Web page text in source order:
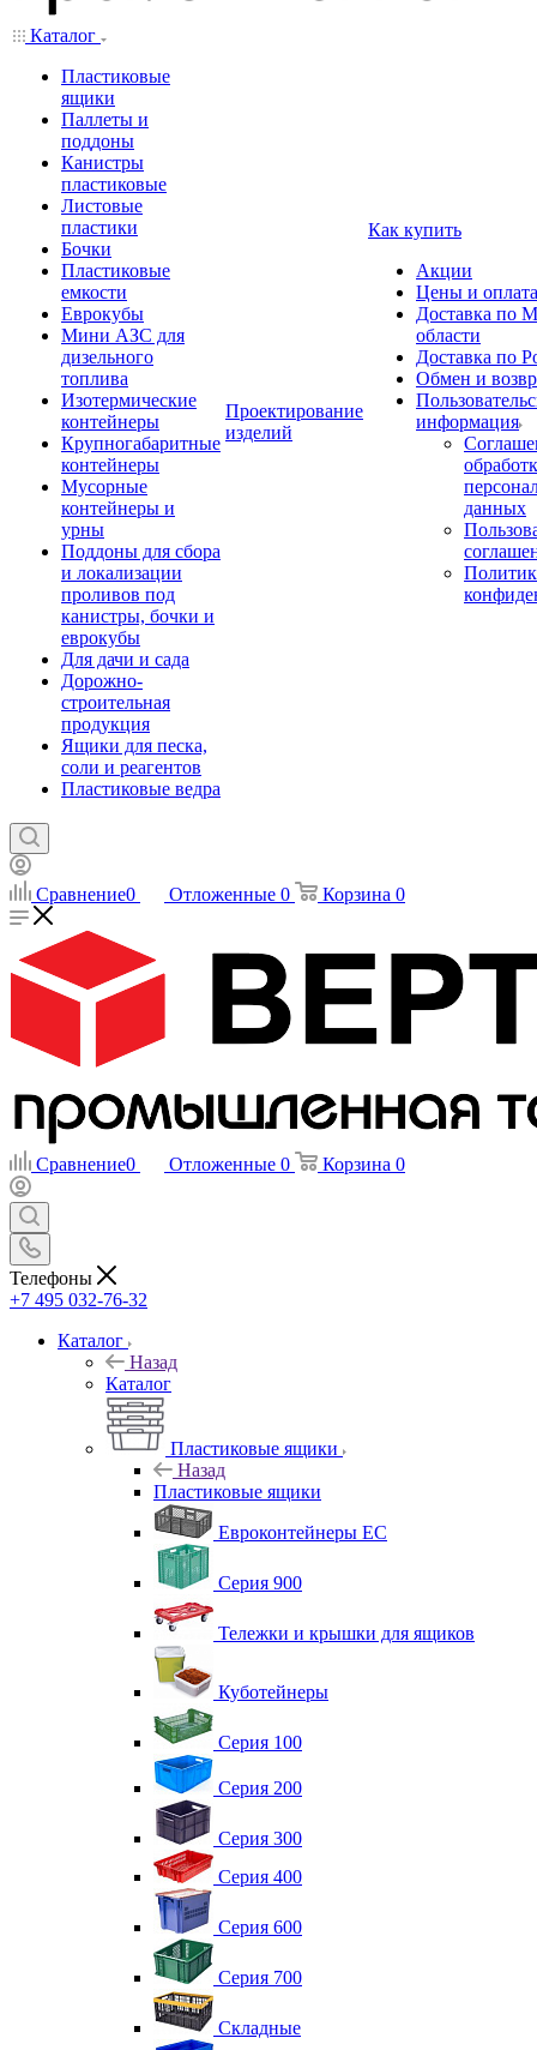
Каталог
Пластиковые
ящики
Паллеты и
поддоны
Канистры
пластиковые
Листовые
пластики
Бочки
Пластиковые
емкости
Еврокубы
Мини АЗС для
дизельного
топлива
Изотермические
контейнеры
Крупногабаритные
контейнеры
Мусорные
контейнеры и
урны
Поддоны для сбора
и локализации
проливов под
канистры, бочки и
еврокубы
Для дачи и сада
Дорожно-
строительная
продукция
Ящики для песка,
соли и реагентов
Пластиковые ведра
Проектирование
изделий
Как купить
Акции
Цены и оплата
Доставка по
области
Доставка по
Обмен и
информация
данных
Сравнение0 Отложенные 0 Корзина 0
Сравнение0 Отложенные 0 Корзина 0
Телефоны
+7 495 032-76-32
Каталог
Назад
Каталог
Пластиковые ящики
Назад
Пластиковые ящики
Евроконтейнеры ЕС
Серия 900
Тележки и крышки для ящиков
Куботейнеры
Серия 100
Серия 200
Серия 300
Серия 400
Серия 600
Серия 700
Складные